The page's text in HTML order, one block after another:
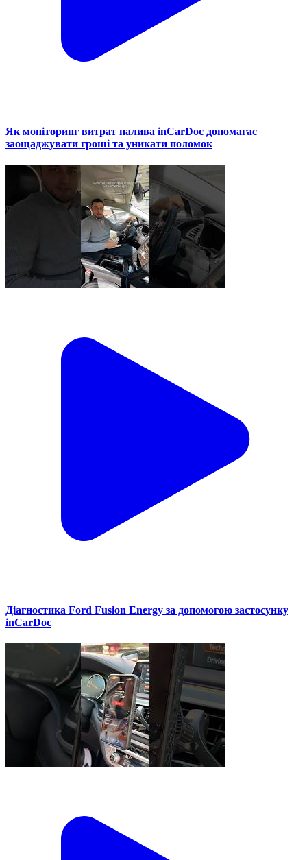
Як моніторинг витрат палива inCarDoc допомагає
заощаджувати гроші та уникати поломок
Діагностика Ford Fusion Energy за допомогою застосунку
inCarDoc